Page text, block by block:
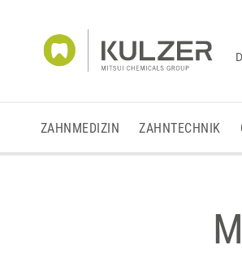
ZAHNMEDIZIN ZAHNTECHNIK